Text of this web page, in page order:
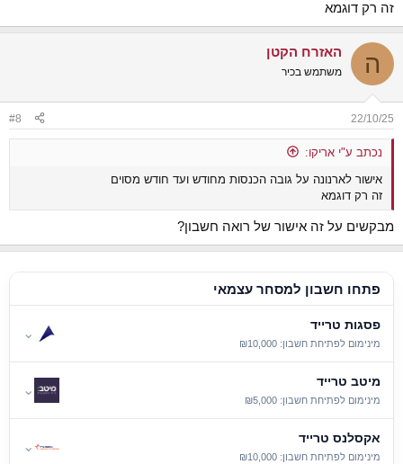
זה רק דוגמא
ה האזרח הקטן
משתמש בכיר
22/10/25
#8
נכתב ע"י אריקו:
אישור לארנונה על גובה הכנסות מחודש ועד חודש מסוים
זה רק דוגמא
מבקשים על זה אישור של רואה חשבון?
פתחו חשבון למסחר עצמאי
פסגות טרייד
מינימום לפתיחת חשבון: ₪10,000
⌄
מיטב טרייד
מינימום לפתיחת חשבון: ₪5,000
⌄
אקסלנס טרייד
מינימום לפתיחת חשבון: ₪10,000
⌄